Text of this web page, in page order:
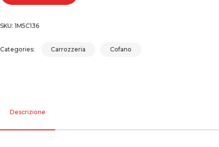
SKU: 1M5C136
Categories: Carrozzeria Cofano
Descrizione